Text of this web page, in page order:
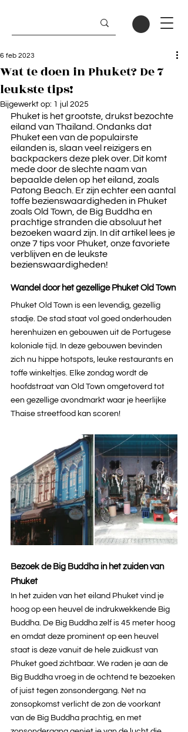
Wat te doen in Phuket? De 7
leukste tips!
6 feb 2023
Bijgewerkt op: 1 jul 2025
Phuket is het grootste, drukst bezochte
eiland van Thailand. Ondanks dat
Phuket een van de populairste
eilanden is, slaan veel reizigers en
backpackers deze plek over. Dit komt
mede door de slechte naam van
bepaalde delen op het eiland, zoals
Patong Beach. Er zijn echter een aantal
toffe bezienswaardigheden in Phuket
zoals Old Town, de Big Buddha en
prachtige stranden die absoluut het
bezoeken waard zijn. In dit artikel lees je
onze 7 tips voor Phuket, onze favoriete
verblijven en de leukste
bezienswaardigheden!
Wandel door het gezellige Phuket Old Town
Phuket Old Town is een levendig, gezellig
stadje. De stad staat vol goed onderhouden
herenhuizen en gebouwen uit de Portugese
koloniale tijd. In deze gebouwen bevinden
zich nu hippe hotspots, leuke restaurants en
toffe winkeltjes. Elke zondag wordt de
hoofdstraat van Old Town omgetoverd tot
een gezellige avondmarkt waar je heerlijke
Thaise streetfood kan scoren!
Bezoek de Big Buddha in het zuiden van
Phuket
In het zuiden van het eiland Phuket vind je
hoog op een heuvel de indrukwekkende Big
Buddha. De Big Buddha zelf is 45 meter hoog
en omdat deze prominent op een heuvel
staat is deze vanuit de hele zuidkust van
Phuket goed zichtbaar. We raden je aan de
Big Buddha vroeg in de ochtend te bezoeken
of juist tegen zonsondergang. Net na
zonsopkomst verlicht de zon de voorkant
van de Big Buddha prachtig, en met